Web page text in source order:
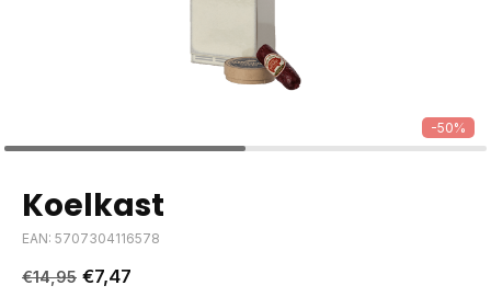
-50%
Koelkast
EAN: 5707304116578
€14,95 €7,47